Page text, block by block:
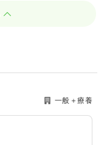
一般＋療養